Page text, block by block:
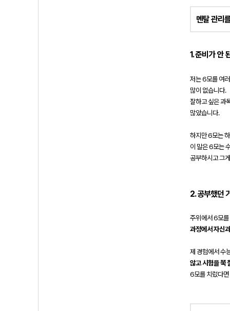
멘탈 관리
1. 준비가 안
저는 6모를 여
많이 없습니다.
잘하고 싶은 과
많았습니다.
하지만 6모는
이 말은 6모는
공부하시고 그
2.공부했던
주위에서 6모를
과정에서 자신
제 경험에서 수
않고 시험을 쭉
6모를 치렀다